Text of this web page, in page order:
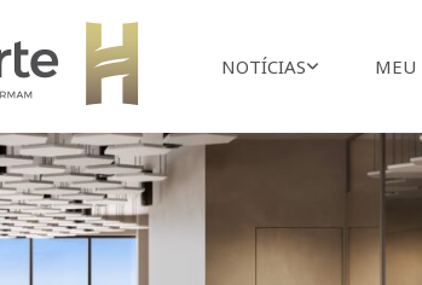
NOTÍCIAS MEU